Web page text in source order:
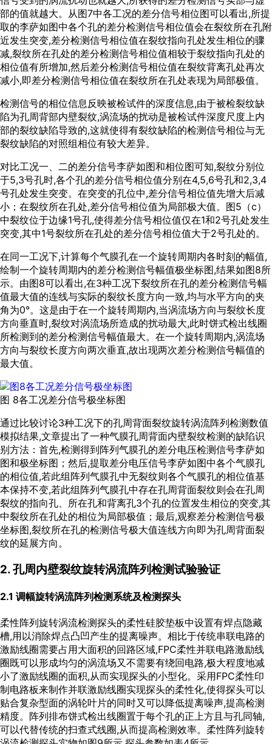
部的值就越大。从图7中各工况的差分信号相位图可以看出,所提
取的李萨如图中各个孔的差分检测信号相位值会在裂纹所在孔附
近发生突变,差分检测信号相位值在裂纹指向孔处发生相位的骤
减,裂纹所在孔处的差分检测信号相位值相较于裂纹指向孔处的
相位值有所增加,然后差分检测信号相位值在裂纹背离孔处再次
减小,即差分检测信号相位值在裂纹所在孔处表现为局部极值。
检测信号的相位信息反映被检试件的深度信息,由于被检裂纹缺
陷为孔周背部内壁裂纹,涡流场的扰动是被检试件深度尺度上内
部的裂纹缺陷导致的,这就使得有裂纹缺陷的检测信号相位与无
裂纹缺陷的对照组相位有较大差异。
对比工况一、二的差分信号李萨如图和相位图可知,裂纹分别位
于5,3号孔时,各个孔的差分信号相位值分别在4,5,6号孔和2,3,4
号孔处发生突变。在突变的孔位中,差分信号相位值先增大后减
小；在裂纹所在孔处,差分信号相位值为局部极大值。 图5 （c）
中裂纹位于边缘1号孔,使得差分信号相位值仅在1和2号孔处发生
突变,其中1号裂纹所在孔处的差分信号相位值大于2号孔处的。
在同一工况下,计算每个气膜孔在一个旋转周期内各时刻的幅值,
绘制一个旋转周期内的差分检测信号幅值极坐标图,结果如图8所
示。由图8可以看出,在3种工况下裂纹所在孔的差分检测信号幅
值最大值的连线与实际的裂纹长度方向一致,均与水平方向的夹
角为0°。这是由于在一个旋转周期内,当涡流场方向与裂纹长度
方向垂直时,裂纹对涡流场所造成的扰动最大,此时饼式检出线圈
所检测到的差分检测信号幅值最大。在一个旋转周期内,涡流场
方向与裂纹长度方向两次垂直,故出现两次差分检测信号幅值的
最大值。
图 8各工况差分信号极坐标图
通过比较讨论3种工况下的孔周背面裂纹旋转涡流阵列检测数值
模拟结果,文章提出了一种气膜孔周背面内壁裂纹检测的缺陷识
别方法：首先,检测得到阵列气膜孔的差分电压检测信号李萨如
图和极坐标图；然后,提取差分电压信号李萨如图中各个气膜孔
的相位值,若此组阵列气膜孔中无裂纹则各个气膜孔的相位值基
本保持不变,若此组阵列气膜孔中存在孔周背面裂纹则会在孔周
裂纹的指向孔、所在孔和背离孔3个孔的位置发生相位的突变,其
中裂纹所在孔处的相位为局部极值；最后,观察差分检测信号极
坐标图,裂纹所在孔的检测信号极大值连线方向即为孔周背面裂
纹的延展方向。
2. 孔周内壁裂纹旋转涡流阵列检测试验验证
2.1 调幅旋转涡流阵列检测系统及检测探头
柔性阵列旋转涡流检测探头的柔性硅胶垫板中设置有焊点隐藏
槽,用以消除焊点凸凹产生的提离噪声。相比于传统串联电路的
激励线圈需要占用大面积的回路区域,FPC柔性并联电路激励线
圈既可以形成均匀的涡流场又不需要有绕回电路,极大程度地减
小了激励线圈的面积,从而实现探头的小型化。采用FPC柔性印
制电路板来制作并联激励线圈实现探头的柔性化,使得探头可以
贴合复杂型面的涡轮叶片的同时又可以降低提离噪声,提高检测
精度。阵列排布饼式检出线圈置于每个孔的正上方且与孔同轴,
可以代替传统的扫查式线圈,从而提高检测效率。柔性阵列旋转